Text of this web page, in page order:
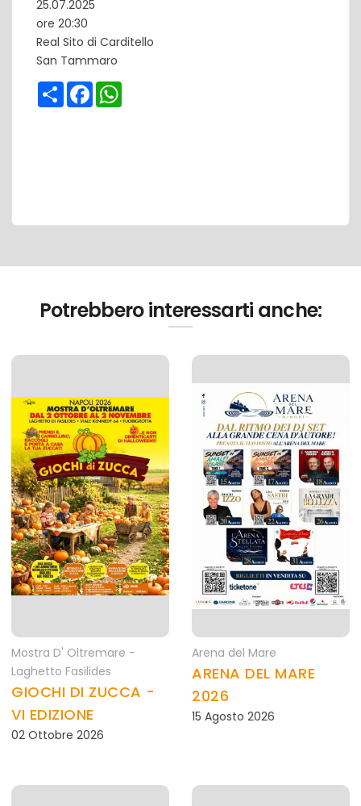
25.07.2025
ore 20:30
Real Sito di Carditello
San Tammaro
Share Facebook
Potrebbero interessarti anche:
Mostra D' Oltremare -
Laghetto Fasilides
GIOCHI DI ZUCCA -
VI EDIZIONE
02 Ottobre 2026
Arena del Mare
ARENA DEL MARE
2026
15 Agosto 2026